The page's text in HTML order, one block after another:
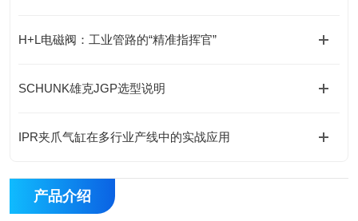
H+L电磁阀：工业管路的“精准指挥官”
SCHUNK雄克JGP选型说明
IPR夹爪气缸在多行业产线中的实战应用
产品介绍